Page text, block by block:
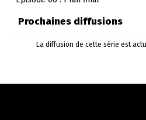
Prochaines diffusions
La diffusion de cette série est